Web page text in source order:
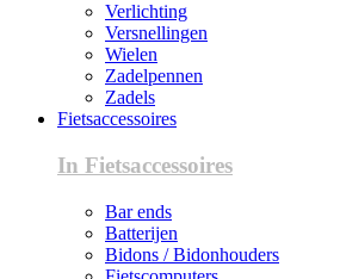
Verlichting
Versnellingen
Wielen
Zadelpennen
Zadels
Fietsaccessoires
In Fietsaccessoires
Bar ends
Batterijen
Bidons / Bidonhouders